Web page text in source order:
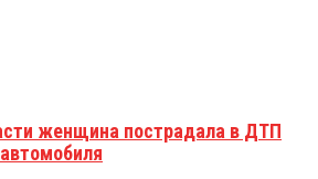
женщина пострадала в ДТП